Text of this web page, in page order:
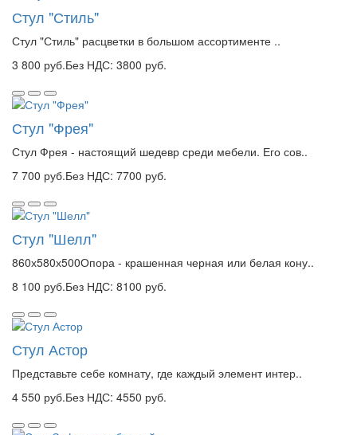
Стул "Стиль"
Стул "Стиль" расцветки в большом ассортименте ..
3 800 руб.Без НДС: 3800 руб.
Стул "Фрея"
Стул Фрея - настоящий шедевр среди мебели. Его сов..
7 700 руб.Без НДС: 7700 руб.
Стул "Шелл"
860х580х500Опора - крашенная черная или белая кону..
8 100 руб.Без НДС: 8100 руб.
Стул Астор
Представьте себе комнату, где каждый элемент интер..
4 550 руб.Без НДС: 4550 руб.